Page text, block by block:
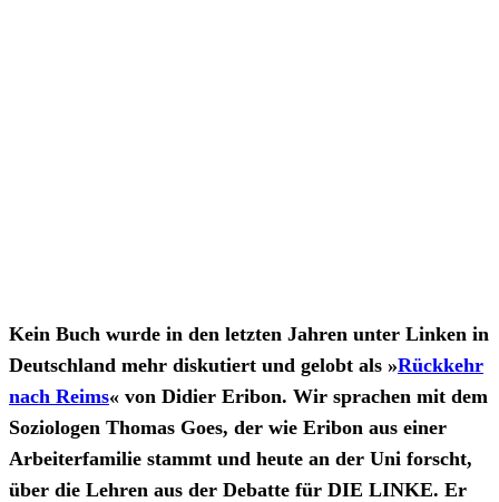
Kein Buch wurde in den letzten Jahren unter Linken in
Deutschland mehr diskutiert und gelobt als »Rückkehr
nach Reims« von Didier Eribon. Wir sprachen mit dem
Soziologen Thomas Goes, der wie Eribon aus einer
Arbeiterfamilie stammt und heute an der Uni forscht,
über die Lehren aus der Debatte für DIE LINKE. Er